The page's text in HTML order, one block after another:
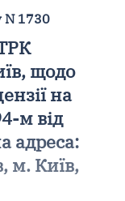
N 1730
щодо
на
м від
адреса:
м. Київ,